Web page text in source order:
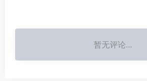
暂无评论...